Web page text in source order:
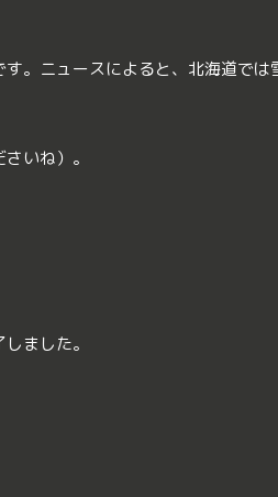
。ニュースによると、北海道では
いね）。
ました。